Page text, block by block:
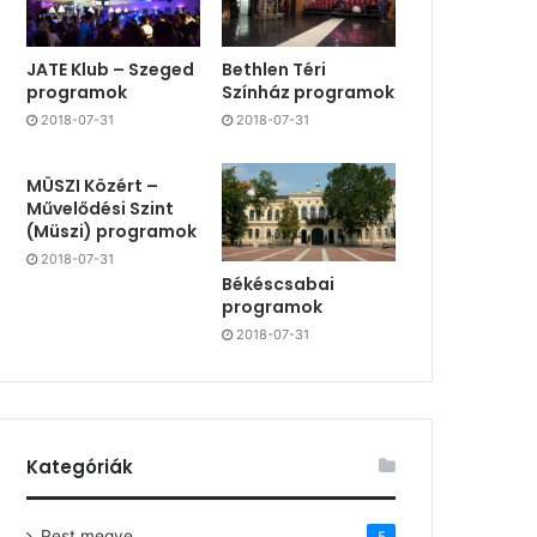
JATE Klub – Szeged
programok
2018-07-31
Bethlen Téri
Színház programok
2018-07-31
MÜSZI Közért –
Művelődési Szint
(Müszi) programok
2018-07-31
Békéscsabai
programok
2018-07-31
Kategóriák